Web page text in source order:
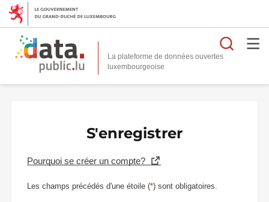
La plateforme de données ouvertes
S'enregistrer
Pourquoi se créer un compte?
Les champs précédés d'une étoile (*) sont obligatoires.